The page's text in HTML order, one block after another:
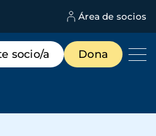
Área de socios
socio/a Dona